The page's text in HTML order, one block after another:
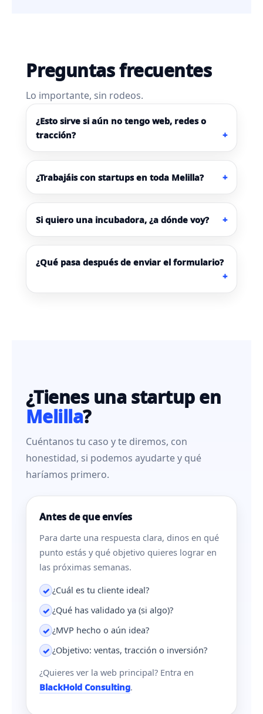
Preguntas frecuentes
Lo importante, sin rodeos.
¿Esto sirve si aún no tengo web, redes o
tracción?
¿Trabajáis con startups en toda Melilla?
Si quiero una incubadora, ¿a dónde voy?
¿Qué pasa después de enviar el formulario?
¿Tienes una startup en
Melilla?
Cuéntanos tu caso y te diremos, con
honestidad, si podemos ayudarte y qué
haríamos primero.
Antes de que envíes
Para darte una respuesta clara, dinos en qué
punto estás y qué objetivo quieres lograr en
las próximas semanas.
✓ ¿Cuál es tu cliente ideal?
✓ ¿Qué has validado ya (si algo)?
✓ ¿MVP hecho o aún idea?
✓ ¿Objetivo: ventas, tracción o inversión?
¿Quieres ver la web principal? Entra en
BlackHold Consulting.